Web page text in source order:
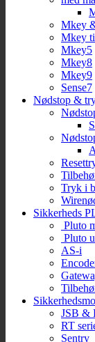
Mkey
Mkey
Mkey5
Mkey8
Mkey9
Sense7
Nødstop &
Tryk i
Sikkerheds
Pluto
Pluto
AS-i
JSB &
RT
Sentry